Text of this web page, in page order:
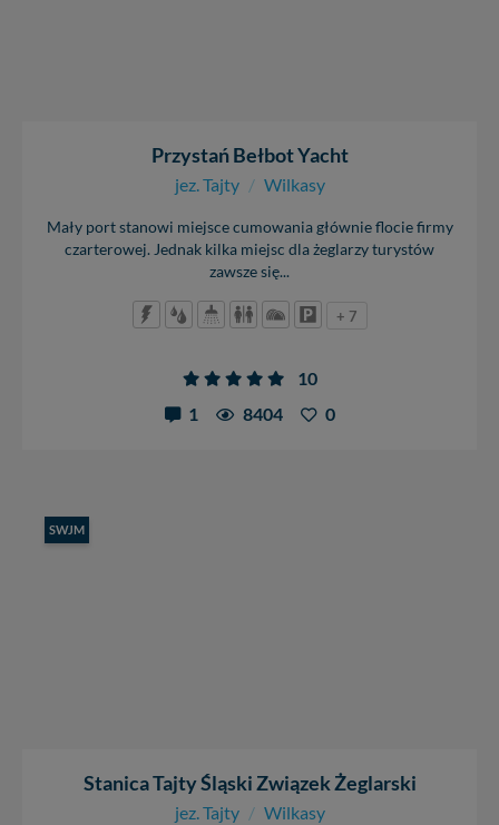
Przystań Bełbot Yacht
jez. Tajty / Wilkasy
Mały port stanowi miejsce cumowania głównie flocie firmy
czarterowej. Jednak kilka miejsc dla żeglarzy turystów
zawsze się...
+ 7
10
1
8404 0
SWJM
Stanica Tajty Śląski Związek Żeglarski
jez. Tajty / Wilkasy